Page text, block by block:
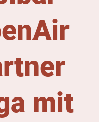
mit